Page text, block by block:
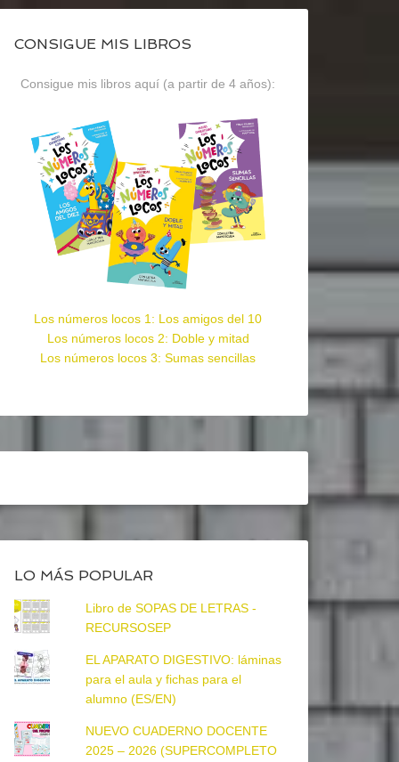
CONSIGUE MIS LIBROS
Consigue mis libros aquí (a partir de 4 años):
Los números locos 1: Los amigos del 10
Los números locos 2: Doble y mitad
Los números locos 3: Sumas sencillas
LO MÁS POPULAR
Libro de SOPAS DE LETRAS -
RECURSOSEP
EL APARATO DIGESTIVO: láminas
para el aula y fichas para el
alumno (ES/EN)
NUEVO CUADERNO DOCENTE
2025 – 2026 (SUPERCOMPLETO